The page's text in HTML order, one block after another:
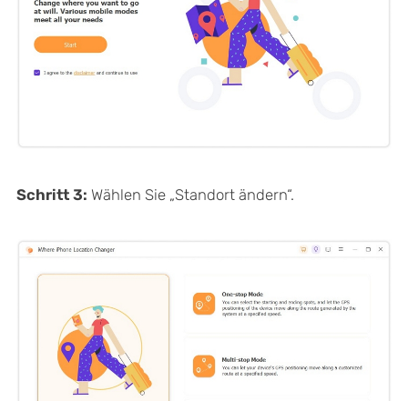
Schritt 3: Wählen Sie „Standort ändern“.